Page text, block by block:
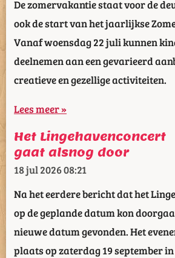
De zomervakantie staat voor de
ook de start van het jaarlijkse
Vanaf woensdag 22 juli kunnen
deelnemen aan een gevarieerd
creatieve en gezellige activiteiten.
Lees meer »
Het Lingehavenconcert
gaat alsnog door
18 jul 202608:21
Na het eerdere bericht dat het
op de geplande datum kon
nieuwe datum gevonden. Het
plaats op zaterdag 19 september